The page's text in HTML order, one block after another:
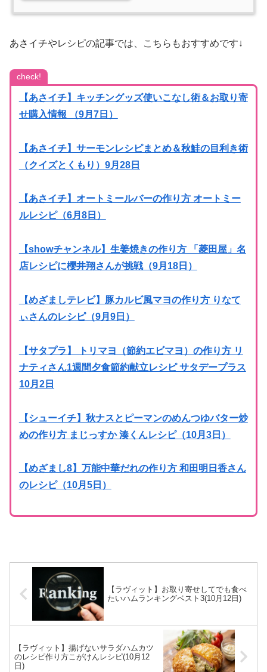
あさイチやレシピの記事では、こちらもおすすめです↓
check!
【あさイチ】キッチングッズ使いこなし術＆お取り寄
せ購入情報 （9月7日）
【あさイチ】サーモンレシピまとめ＆秋鮭の目利き術
（クイズとくもり）9月28日
【あさイチ】オートミールバーの作り方 オートミー
ルレシピ（6月8日）
【showチャンネル】生姜焼きの作り方 「菱田屋」名
店レシピに櫻井翔さんが挑戦（9月18日）
【めざましテレビ】豚カルビ風マヨの作り方 りなて
ぃさんのレシピ（9月9日）
【サタプラ】 トリマヨ（節約エビマヨ）の作り方 リ
ナティさん1週間夕食節約献立レシピ サタデープラス
10月2日
【シューイチ】秋ナスとピーマンのめんつゆバター炒
めの作り方 まじっすか 湊くんレシピ（10月3日）
【めざまし8】万能中華だれの作り方 和田明日香さん
のレシピ（10月5日）
【ラヴィット】お取り寄せしてでも食べ
たいハムランキングベスト3(10月12日)
【ラヴィット】揚げないサラダハムカツ
のレシピ作り方こがけんレシピ(10月12
日)